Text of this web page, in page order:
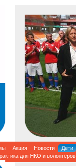
Акция Новости
Дети
для НКО и волонтёров